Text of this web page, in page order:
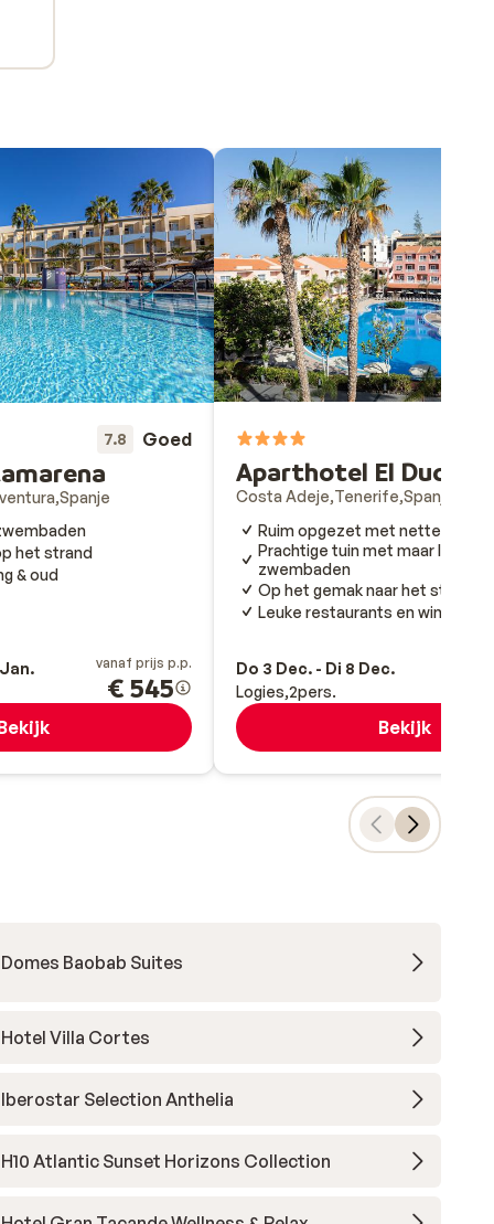
7.8 Goed
Spanje
het strand
& oud
vanaf prijs p.p.
€ 545
Aparthotel El Duque
Costa Adeje Tenerife Spanje
Ruim opgezet met nette
Prachtige tuin met maar liefst 3
zwembaden
Op het gemak naar het strand
Leuke restaurants en winkels in
Do 3 Dec. - Di 8 Dec.
Logies 2pers.
Bekijk
Domes Baobab Suites
Hotel Villa Cortes
Iberostar Selection Anthelia
H10 Atlantic Sunset Horizons Collection